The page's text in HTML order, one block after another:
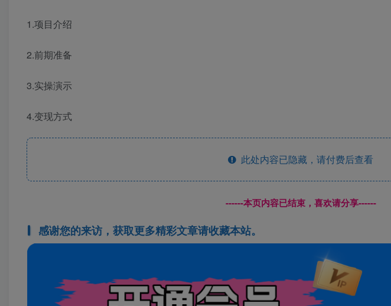
1.项目介绍
2.前期准备
3.实操演示
4.变现方式
此处内容已隐藏，请付费后查看
------本页内容已结束，喜欢请分享------
感谢您的来访，获取更多精彩文章请收藏本站。